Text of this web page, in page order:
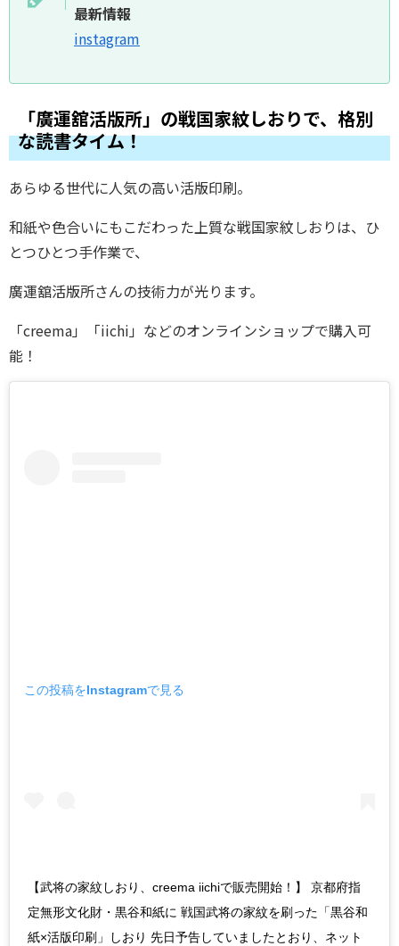
最新情報
instagram
「廣運舘活版所」の戦国家紋しおりで、格別
な読書タイム！
あらゆる世代に人気の高い活版印刷。
和紙や色合いにもこだわった上質な戦国家紋しおりは、ひ
とつひとつ手作業で、
廣運舘活版所さんの技術力が光ります。
「creema」「iichi」などのオンラインショップで購入可
能！
この投稿をInstagramで見る
【武将の家紋しおり、creema iichiで販売開始！】 京都府指
定無形文化財・黒谷和紙に 戦国武将の家紋を刷った「黒谷和
紙×活版印刷」しおり 先日予告していましたとおり、ネット